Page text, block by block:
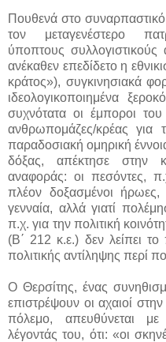
Πουθενά στο συναρπαστικό
τον μεταγενέστερο
ύποπτους
ανέκαθεν επεδίδετο η
κράτος»), συγκινησιακά
ιδεολογικοποιημένα
συχνότατα οι έμποροι
ανθρωπομάζες/κρέας για
παραδοσιακή ομηρική
δόξας, απέκτησε στην
αναφοράς: οι πεσόντες,
πλέον δοξασμένοι
γενναία, αλλά γιατί
π.χ. για την πολιτική
(Β΄ 212 κ.ε.) δεν λείπει
πολιτικής αντίληψης περί
Ο Θερσίτης, ένας
επιστρέψουν οι αχαιοί
πόλεμο, απευθύνεται
λέγοντάς του, ότι: «οι